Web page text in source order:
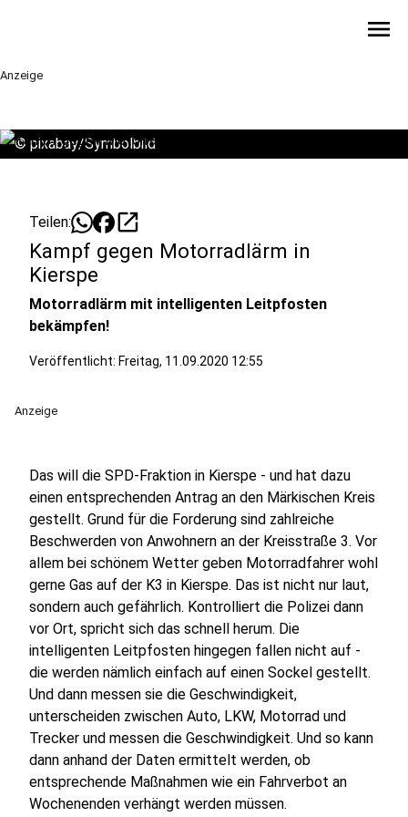
menu
Anzeige
© pixabay/Symbolbild
Teilen: open_in_new
Kampf gegen Motorradlärm in
Kierspe
Motorradlärm mit intelligenten Leitpfosten
bekämpfen!
Veröffentlicht: Freitag, 11.09.2020 12:55
Anzeige
Das will die SPD-Fraktion in Kierspe - und hat dazu
einen entsprechenden Antrag an den Märkischen Kreis
gestellt. Grund für die Forderung sind zahlreiche
Beschwerden von Anwohnern an der Kreisstraße 3. Vor
allem bei schönem Wetter geben Motorradfahrer wohl
gerne Gas auf der K3 in Kierspe. Das ist nicht nur laut,
sondern auch gefährlich. Kontrolliert die Polizei dann
vor Ort, spricht sich das schnell herum. Die
intelligenten Leitpfosten hingegen fallen nicht auf -
die werden nämlich einfach auf einen Sockel gestellt.
Und dann messen sie die Geschwindigkeit,
unterscheiden zwischen Auto, LKW, Motorrad und
Trecker und messen die Geschwindigkeit. Und so kann
dann anhand der Daten ermittelt werden, ob
entsprechende Maßnahmen wie ein Fahrverbot an
Wochenenden verhängt werden müssen.